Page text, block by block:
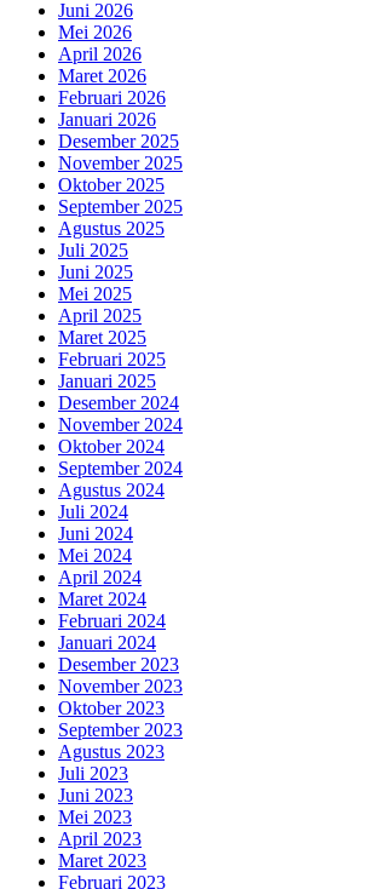
Juni 2026
Mei 2026
April 2026
Maret 2026
Februari 2026
Januari 2026
Desember 2025
November 2025
Oktober 2025
September 2025
Agustus 2025
Juli 2025
Juni 2025
Mei 2025
April 2025
Maret 2025
Februari 2025
Januari 2025
Desember 2024
November 2024
Oktober 2024
September 2024
Agustus 2024
Juli 2024
Juni 2024
Mei 2024
April 2024
Maret 2024
Februari 2024
Januari 2024
Desember 2023
November 2023
Oktober 2023
September 2023
Agustus 2023
Juli 2023
Juni 2023
Mei 2023
April 2023
Maret 2023
Februari 2023